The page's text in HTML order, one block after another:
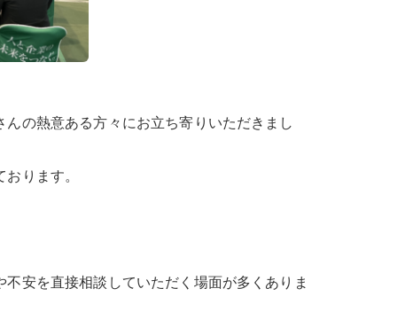
の熱意ある方々にお立ち寄りいただきまし
ります。
安を直接相談していただく場面が多くありま